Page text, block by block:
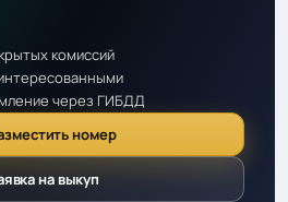
комиссий
через ГИБДД
номер
на выкуп